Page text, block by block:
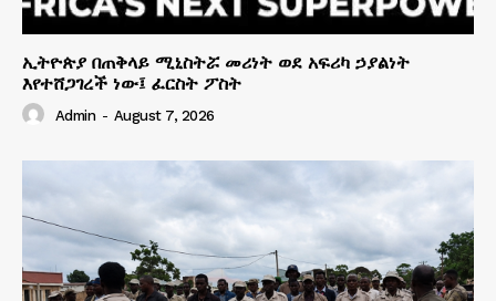
ኢትዮጵያ በጠቅላይ ሚኒስትሯ መሪነት ወደ አፍሪካ ኃያልነት
እየተሸጋገረች ነው፤ ፈርስት ፖስት
Admin - August 7, 2026